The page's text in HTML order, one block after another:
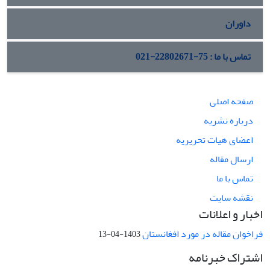
داوران
تماس با ما : 75-22802671-021
صفحه اصلی
درباره نشریه
اعضای هیات تحریریه
ارسال مقاله
تماس با ما
نقشه سایت
اخبار و اعلانات
فراخوان مقاله در مورد افغانستان1403-04-13
اشتراک خبرنامه